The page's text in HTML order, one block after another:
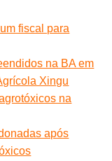
fiscal para
na BA em
Xingu
na
após